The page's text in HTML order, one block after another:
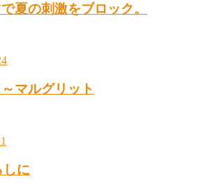
夏の刺激をブロック。
マルグリット
に